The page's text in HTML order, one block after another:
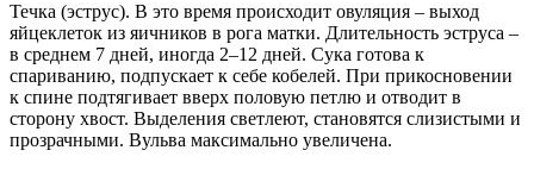
Течка (эструс). В это время происходит овуляция – выход
яйцеклеток из яичников в рога матки. Длительность эструса –
в среднем 7 дней, иногда 2–12 дней. Сука готова к
спариванию, подпускает к себе кобелей. При прикосновении
к спине подтягивает вверх половую петлю и отводит в
сторону хвост. Выделения светлеют, становятся слизистыми и
прозрачными. Вульва максимально увеличена.